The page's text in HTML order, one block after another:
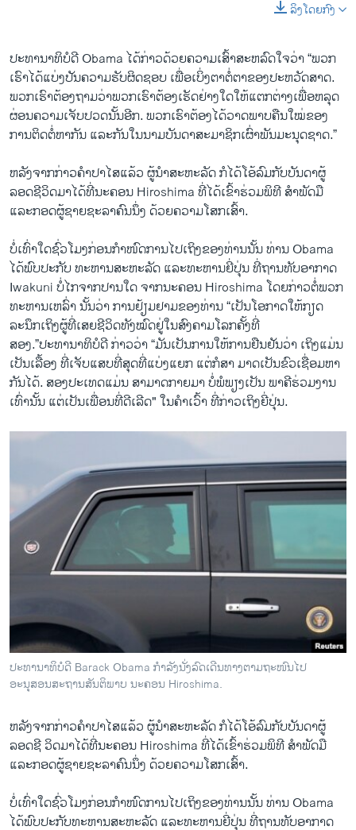
SHARE
ລິງໂດຍກົງ
ປະທານາທິບໍດີ Obama ​ໄດ້​ກ່າວ​ດ້ວຍ​ຄວາມ​ເສົ້າ​ສະຫ​ລົ​ດ​ໃຈ​ວ່າ “ພວກ​
ເຮົາ​ໄດ້ແບ່ງປັນ​ຄວາມ​ຮັບຜິດຊອບ ​ເພື່ອ​ເບິ່ງ​ຕາ​ຕໍ່​ຕາ​ຂອງ​ປະ​ຫວັດ​ສາດ.
ພວກ​ເຮົາ​ຕ້ອງ​ຖາມ​ວ່າພວກ​ເຮົາ​ຕ້ອງ​ເຮັດ​ຢ່າງ​ໃດ​ໃຫ້​ແຕກ​ຕ່າງ​ເພື່ອ​ຫລຸດ
ຜ່ອນຄວາມ​ເຈັບປວດ​ນັ້ນ​ອີກ. ພວກ​ເຮົາ​ຕ້ອງໄດ້ວາດ​ພາບ​ຄືນ​ໃໝ່​ຂອງ​
ການ​ຕິ​ດຕໍ່​ຫາ​ກັນ​ ​ແລະ​ກັນ​ໃນ​ນາມ​ບັນດາ​ສະມາ​ຊິກ​ເຜົ່າ​ພັນ​ມະນຸດຊາດ.”
ຫລັງ​ຈາ​ກກ່າວ​ຄຳ​ປາ​ໄສ​ແລ້ວ ຜູ້ນຳ​ສະຫະລັດ ​ກໍ​ໄດ້​ໂອ້​ລົມ​ກັບ​ບັນດາ​ຜູ້​
ລອດ​ຊີວິດ​ມາ​ໄດ້​ທີ່​ນະຄອນ​ Hiroshima ທີ່ໄດ້ເຂົ້າ​ຮ່ວມ​ພິທີ ສຳ​ພັດ​ມື ​
ແລະ​ກອດ​ຜູ້​ຊາຍ​ຊະລາ​ຄົນ​ນຶ່ງ ​ດ້ວຍ​ຄວາມ​ໂສກ​ເສົ້າ.
ບໍ່​ເທົ່າ​ໃດ​ຊົ່ວ​ໂມງ​ກ່ອນ​ກຳ​ໜົດການໄປ​ເຖິງ​ຂອງ​ທ່ານນັ້ນ ທ່ານ Obama ​
ໄດ້​ພົບ​ປະ​ກັບ ທະຫານ​ສະຫະລັດ ​ແລະທະຫານ​ຍີ່​ປຸ່ນ ທີ່​ຖານ​ທັບ​ອາກາດ
Iwakuni ບໍ່​ໄກ​ຈາກປານ​ໃດ ​ຈາກນະ​ຄອນ Hiroshima ​ໂດຍ​ກ່າວ​ຕໍ່​ພວກ​
ທະຫານ​ເຫລົ່າ ນັ້ນ​ວ່າ ການ​ຢ້ຽມຢາມ​ຂອງ​ທ່ານ “​ເປັນ​ໂອກາດໃຫ້​ກຽດ​
ລະນຶກ​ເຖິງ​ຜູ້​ທີ່​ເສຍ​ຊີວິດ​ທັງ​ໝົດຢູ່ໃນສົງຄາມ​ໂລກ​ຄັ້ງ​ທີ່
ສອງ.”ປະທານາທິບໍດີ ກ່າວວ່າ “ມັນ​ເປັນ​ການ​ໃຫ້ການຢືນຢັນ​ວ່າ ​ເຖິງແມ່ນ
ເປັນ​ເລື້ອງ ທີ່ເຈັບ​ແສບ​ທີ່​ສຸດທີ່ແບ່ງ​ແຍກ ​ແຕ່ກໍ​ສາ ມາດ​ເປັນ​ຂົວເຊື່ອມ​ຫາ​
ກັນ​ໄດ້. ສອງ​ປະ​ເທດ​ແມ່ນ ສາມາດ​ກາຍ​ມາ ​ບໍ່​ພໍ​ພຽງ​ເປັນ ພາຄີ​ຮ່ວມງານ​
ເທົ່າ​ນັ້ນ ​ແຕ່​ເປັນ​ເພື່ອນ​ທີ່​ດີເລີດ" ​ໃນ​ຄຳ​ເວົ້າ ທີ່​ກ່າວ​ເຖິງ​ຍີ່​ປຸ່ນ.
ປະທານາທິບໍດີ Barack Obama ກຳລັງນັ່ງລົດເດີນທາງຕາມຖະໜົນໄປ
ອະນຸສອນ​ສະ​ຖານສັນຕິພາບ ນະຄອນ Hiroshima.
ຫລັງ​ຈາ​ກກ່າວ​ຄຳ​ປາ​ໄສ​ແລ້ວ ຜູ້ນຳ​ສະຫະລັດ ​ກໍ​ໄດ້​ໂອ້​ລົມ​ກັບ​ບັນດາ​ຜູ້​
ລອດ​ຊີ ວິດ​ມາ​ໄດ້​ທີ່​ນະຄອນ​ Hiroshima ທີ່ໄດ້ເຂົ້າ​ຮ່ວມ​ພິທີ ສຳ​ພັດ​ມື ​
ແລະ​ກອດ​ຜູ້​ຊາຍ​ຊະລາ​ຄົນ​ນຶ່ງ ​ດ້ວຍ​ຄວາມ​ໂສກ​ເສົ້າ.
ບໍ່​ເທົ່າ​ໃດ​ຊົ່ວ​ໂມງ​ກ່ອນ​ກຳ​ໜົດການໄປ​ເຖິງ​ຂອງ​ທ່ານນັ້ນ ທ່ານ Obama ​
ໄດ້​ພົບ​ປະ​ກັບທະຫານ​ສະຫະລັດ ​ແລະທະຫານ​ຍີ່​ປຸ່ນ ທີ່​ຖານ​ທັບ​ອາກາດ